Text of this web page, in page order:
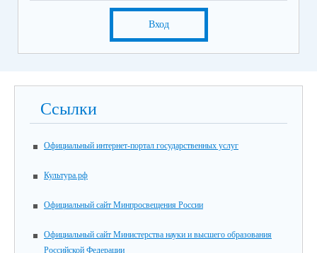
Вход
Ссылки
Официальный интернет-портал государственных услуг
Культура.рф
Официальный сайт Минпросвещения России
Официальный сайт Министерства науки и высшего образования
Российской Федерации